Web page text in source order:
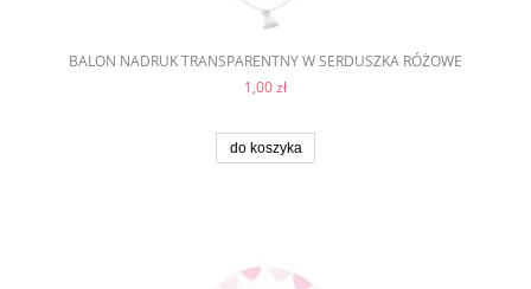
BALON NADRUK TRANSPARENTNY W SERDUSZKA RÓŻOWE
1,00 zł
do koszyka